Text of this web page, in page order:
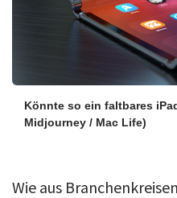
Könnte so ein faltbares
Midjourney / Mac Life)
Wie aus